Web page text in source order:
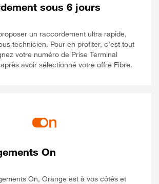
sous 6 jours
un raccordement ultra rapide,
technicien. Pour en profiter, c’est tout
votre numéro de Prise Terminal
avoir sélectionné votre offre Fibre.
On
On, Orange est à vos côtés et